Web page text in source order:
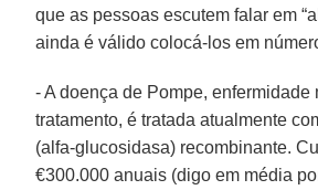
que as pessoas escutem falar em
ainda é válido colocá-los em
- A doença de Pompe, enfermidade
tratamento, é tratada atualmente
(alfa-glucosidasa) recombinante.
€300.000 anuais (digo em média